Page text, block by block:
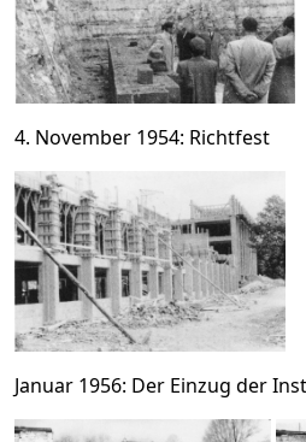
4. November 1954: Richtfest
Januar 1956: Der Einzug der